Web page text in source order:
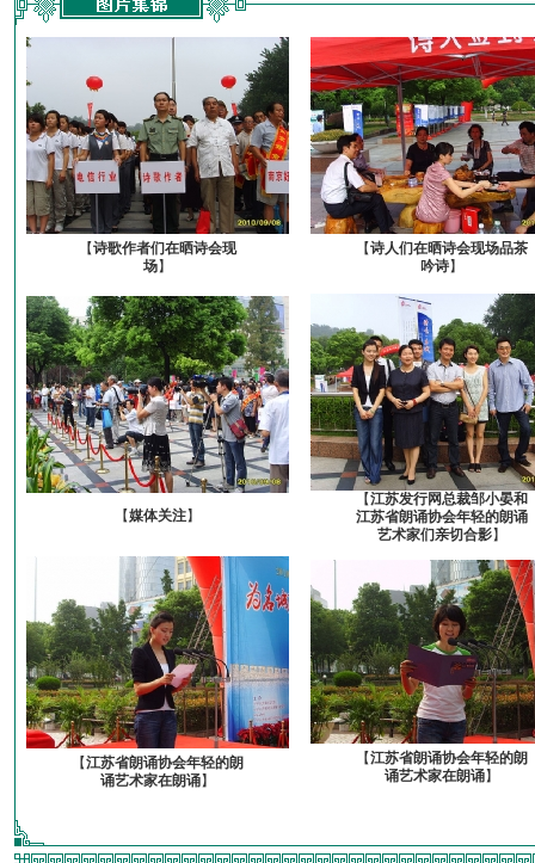
【诗歌作者们在晒诗会现
场】
【诗人们在晒诗会现场品茶
吟诗】
【媒体关注】
【江苏发行网总裁邹小晏和
江苏省朗诵协会年轻的朗诵
艺术家们亲切合影】
【江苏省朗诵协会年轻的朗
诵艺术家在朗诵】
【江苏省朗诵协会年轻的朗
诵艺术家在朗诵】